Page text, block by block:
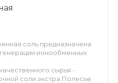
соль предназначена
ионообменных
сырья -
соли экстра Полесье.